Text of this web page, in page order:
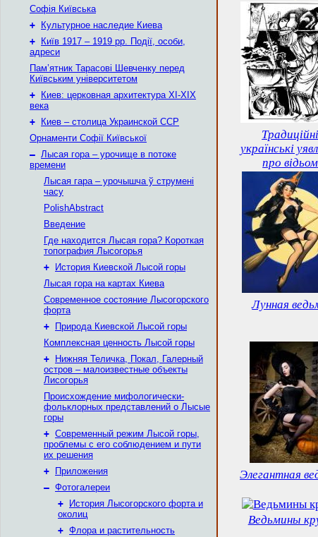
Софія Київська
+
Культурное наследие Киева
+
Київ 1917 – 1919 рр. Події, особи,
адреси
Пам’ятник Тарасові Шевченку перед
Київським університетом
+
Киев: церковная архитектура XI-XIX
века
+
Киев – столица Украинской ССР
Орнаменти Софії Київської
– Лысая гора – урочище в потоке
времени
Лысая гара – урочышча ў струмені
часу
PolishAbstract
Введение
Где находится Лысая гора? Короткая
топография Лысогорья
+
История Киевской Лысой горы
Лысая гора на картах Киева
Современное состояние Лысогорского
форта
+
Природа Киевской Лысой горы
Комплексная ценность Лысой горы
+
Нижняя Теличка, Покал, Галерный
остров – малоизвестные объекты
Лисогорья
Происхождение мифологически-
фольклорных представлений о Лысые
горы
+ Современный режим Лысой горы,
проблемы с его соблюдением и пути
их решения
+
Приложения
– Фотогалереи
+
История Лысогорского форта и
околиц
+ Флора и растительность
Традиційні
українські
про відьом
Лунная
Элегантная
Ведьмины